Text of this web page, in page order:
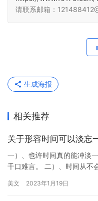
请联系邮箱：
生成海报
相关推荐
关于形容时间可以淡忘
一）、也许时间真的能冲淡
千口难言。 二）、时间从不
动，…
美文 2023年1月19日